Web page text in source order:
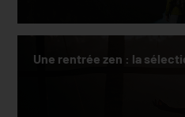
Une rentrée zen : la